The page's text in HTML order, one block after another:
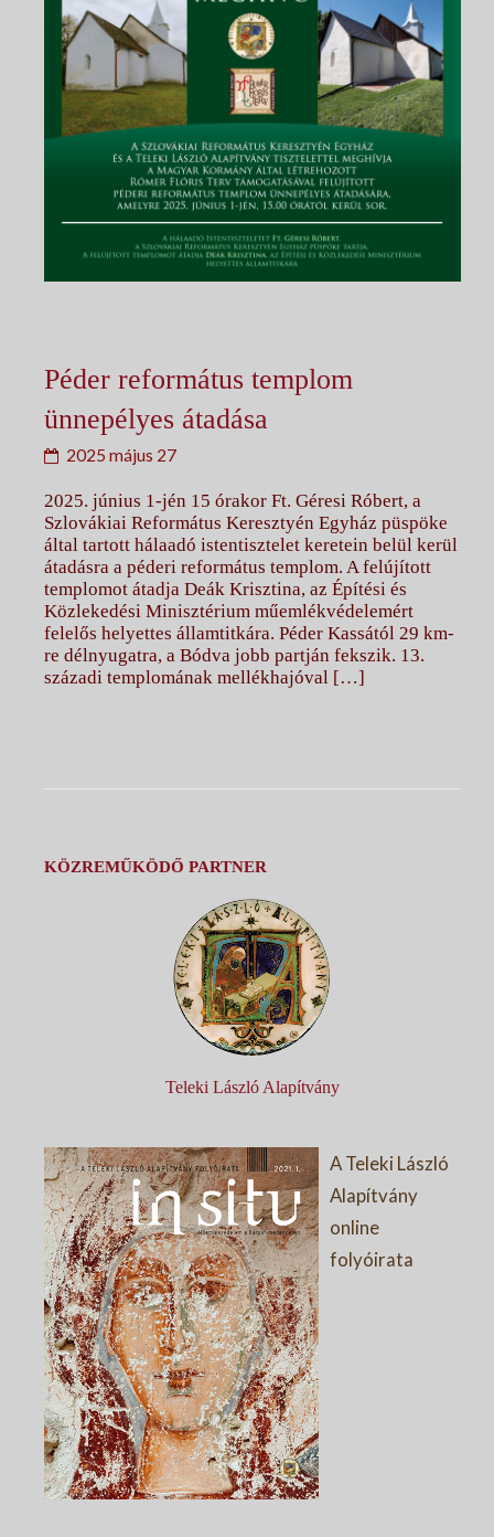
Péder református templom
ünnepélyes átadása
2025 május 27
2025. június 1-jén 15 órakor Ft. Géresi Róbert, a
Szlovákiai Református Keresztyén Egyház püspöke
által tartott hálaadó istentisztelet keretein belül kerül
átadásra a péderi református templom. A felújított
templomot átadja Deák Krisztina, az Építési és
Közlekedési Minisztérium műemlékvédelemért
felelős helyettes államtitkára. Péder Kassától 29 km-
re délnyugatra, a Bódva jobb partján fekszik. 13.
századi templomának mellékhajóval […]
KÖZREMŰKÖDŐ PARTNER
Teleki László Alapítvány
A Teleki László
Alapítvány
online
folyóirata